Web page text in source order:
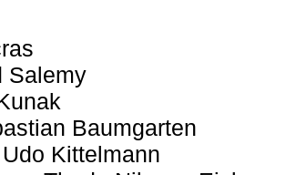
Salemy
Baumgarten
Udo Kittelmann